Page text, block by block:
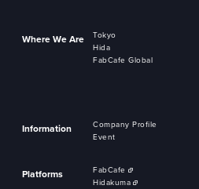
Where We Are Tokyo
Hida
FabCafe Global
Information Company Profile
Event
Platforms FabCafe
Hidakuma